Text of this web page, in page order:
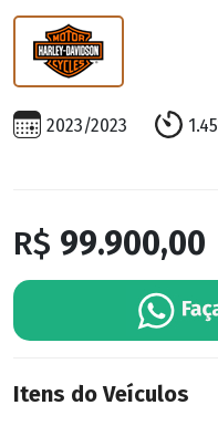
2023/2023
R$ 99.900,00
Itens do Veículos